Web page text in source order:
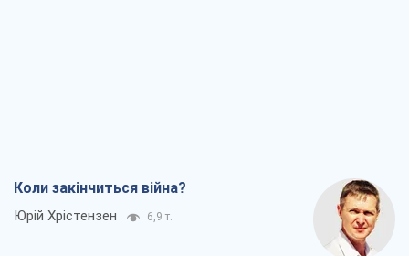
Коли закінчиться війна?
Юрій Хрістензен 6,9 т.